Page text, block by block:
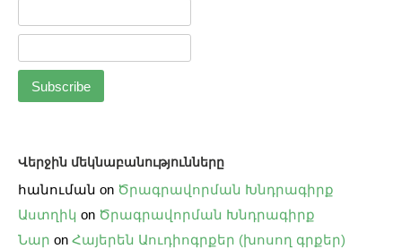
Վերջին մեկնաբանությունները
հանուման on Ծրագրավորման Խնդրագիրք
Աստղիկ on Ծրագրավորման Խնդրագիրք
Նար on Հայերեն Աուդիոգրքեր (խոսող գրքեր)